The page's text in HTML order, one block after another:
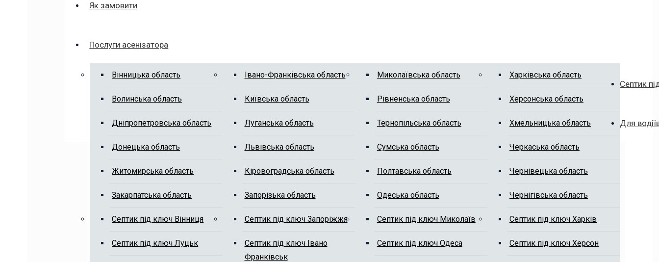
Як замовити
Послуги асенізатора
Вінницька область
Волинська область
Дніпропетровська область
Донецька область
Житомирська область
Закарпатська область
Івано-Франківська область
Київська область
Луганська область
Львівська область
Кіровоградська область
Запорізька область
Миколаївська область
Рівненська область
Тернопільська область
Сумська область
Полтавська область
Одеська область
Харківська область
Херсонська область
Хмельницька область
Черкаська область
Чернівецька область
Чернігівська область
Септик
Септик під ключ Вінниця
Септик під ключ Луцьк
Септик під ключ Запоріжжя
Септик під ключ Івано
Франківськ
Септик під ключ Миколаїв
Септик під ключ Одеса
Септик під ключ Харків
Септик під ключ Херсон
Для
Викачка вигрібних ям, чистка ям від мулу